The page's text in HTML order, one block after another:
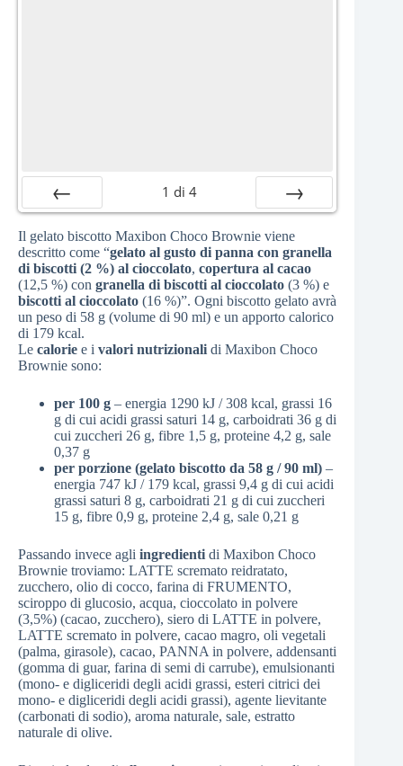
1 di 4
Il gelato biscotto Maxibon Choco Brownie viene
descritto come “gelato al gusto di panna con granella
di biscotti (2 %) al cioccolato, copertura al cacao
(12,5 %) con granella di biscotti al cioccolato (3 %) e
biscotti al cioccolato (16 %)”. Ogni biscotto gelato avrà
un peso di 58 g (volume di 90 ml) e un apporto calorico
di 179 kcal.
Le calorie e i valori nutrizionali di Maxibon Choco
Brownie sono:
per 100 g – energia 1290 kJ / 308 kcal, grassi 16
g di cui acidi grassi saturi 14 g, carboidrati 36 g di
cui zuccheri 26 g, fibre 1,5 g, proteine 4,2 g, sale
0,37 g
per porzione (gelato biscotto da 58 g / 90 ml) –
energia 747 kJ / 179 kcal, grassi 9,4 g di cui acidi
grassi saturi 8 g, carboidrati 21 g di cui zuccheri
15 g, fibre 0,9 g, proteine 2,4 g, sale 0,21 g
Passando invece agli ingredienti di Maxibon Choco
Brownie troviamo: LATTE scremato reidratato,
zucchero, olio di cocco, farina di FRUMENTO,
sciroppo di glucosio, acqua, cioccolato in polvere
(3,5%) (cacao, zucchero), siero di LATTE in polvere,
LATTE scremato in polvere, cacao magro, oli vegetali
(palma, girasole), cacao, PANNA in polvere, addensanti
(gomma di guar, farina di semi di carrube), emulsionanti
(mono- e digliceridi degli acidi grassi, esteri citrici dei
mono- e digliceridi degli acidi grassi), agente lievitante
(carbonati di sodio), aroma naturale, sale, estratto
naturale di olive.